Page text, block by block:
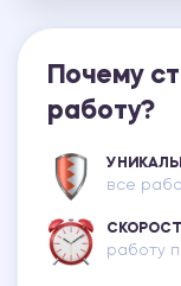
Почему
работу?
все
работу